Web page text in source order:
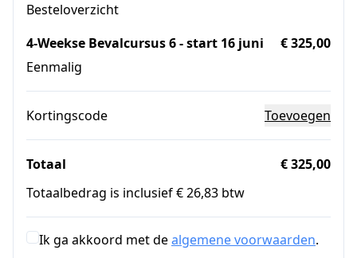
Besteloverzicht
4-Weekse Bevalcursus 6 - start 16 juni
Eenmalig
€ 325,00
Kortingscode Toevoegen
Totaal
€ 325,00
Totaalbedrag is inclusief € 26,83 btw
Ik ga akkoord met dealgemene voorwaarden.